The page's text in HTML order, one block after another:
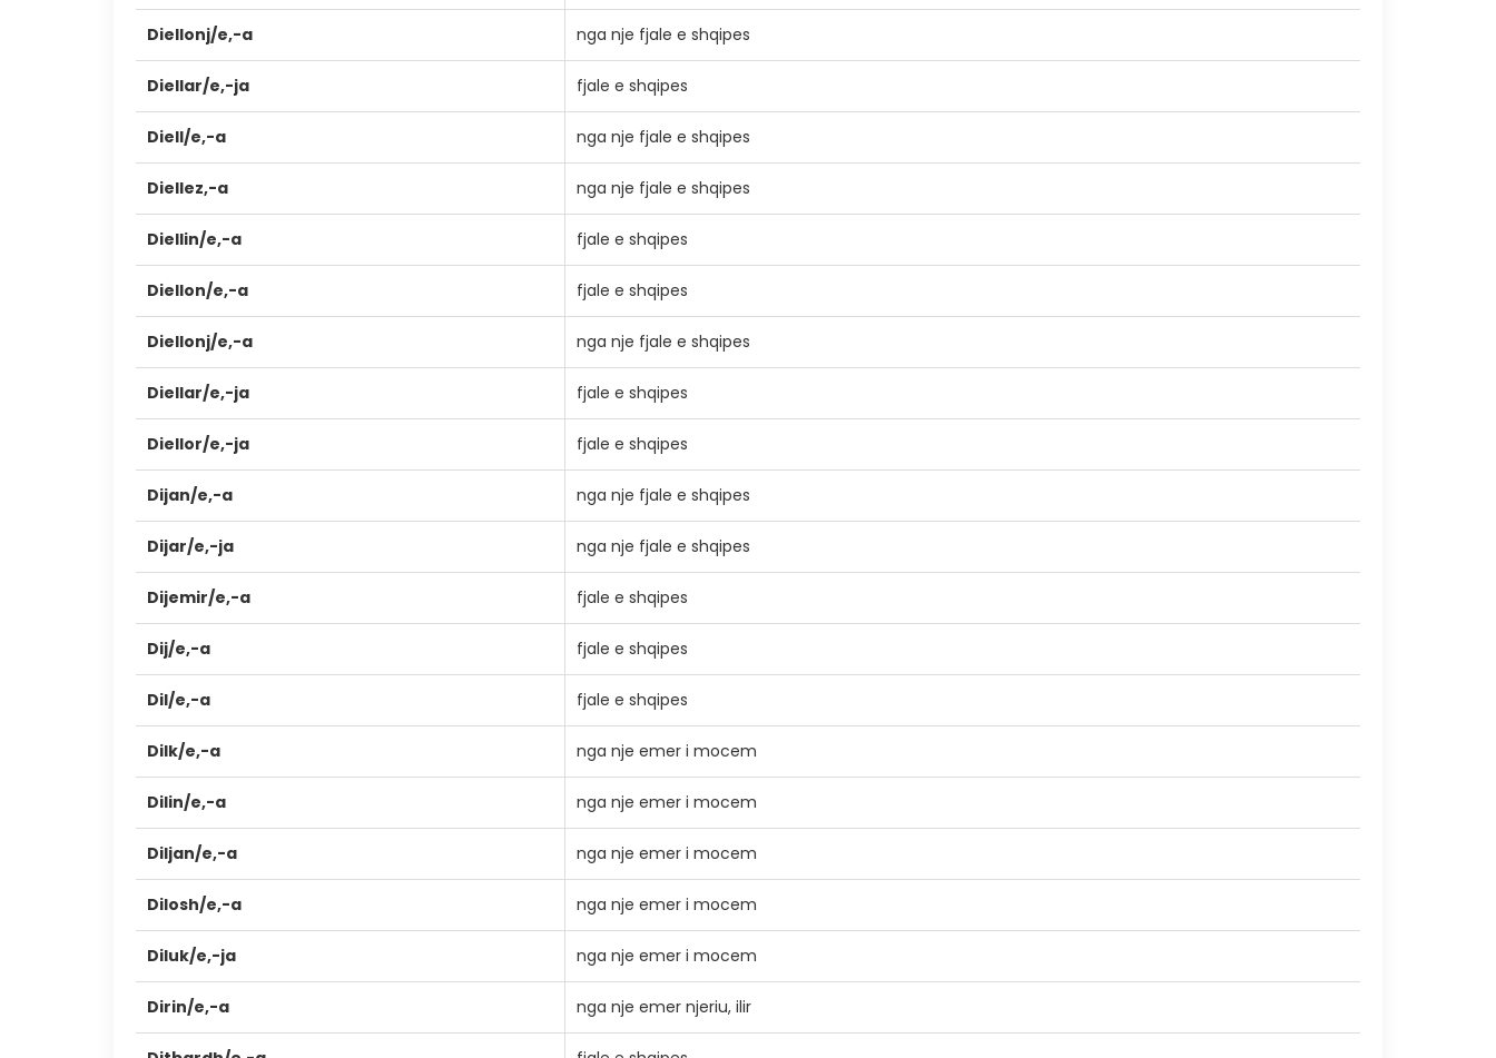
Diellonj/e,-a nga nje fjale e shqipes
Diellar/e,-ja fjale e shqipes
Diell/e,-a nga nje fjale e shqipes
Diellez,-a nga nje fjale e shqipes
Diellin/e,-a fjale e shqipes
Diellon/e,-a fjale e shqipes
Diellonj/e,-a nga nje fjale e shqipes
Diellar/e,-ja fjale e shqipes
Diellor/e,-ja fjale e shqipes
Dijan/e,-a nga nje fjale e shqipes
Dijar/e,-ja nga nje fjale e shqipes
Dijemir/e,-a fjale e shqipes
Dij/e,-a fjale e shqipes
Dil/e,-a fjale e shqipes
Dilk/e,-a nga nje emer i mocem
Dilin/e,-a nga nje emer i mocem
Diljan/e,-a nga nje emer i mocem
Dilosh/e,-a nga nje emer i mocem
Diluk/e,-ja nga nje emer i mocem
Dirin/e,-a nga nje emer njeriu, ilir